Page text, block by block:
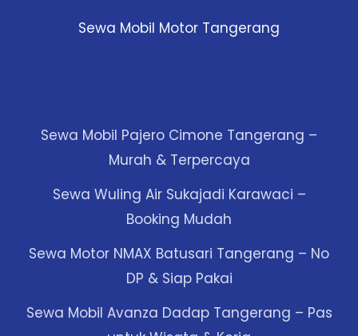
Sewa Mobil Motor Tangerang
Sewa Mobil Pajero Cimone Tangerang –
Murah & Terpercaya
Sewa Wuling Air Sukajadi Karawaci –
Booking Mudah
Sewa Motor NMAX Batusari Tangerang – No
DP & Siap Pakai
Sewa Mobil Avanza Dadap Tangerang – Pas